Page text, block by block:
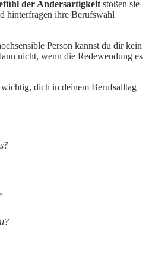
der Andersartigkeit stoßen sie
hinterfragen ihre Berufswahl
Person kannst du dir kein
nicht, wenn die Redewendung es
dich in deinem Berufsalltag